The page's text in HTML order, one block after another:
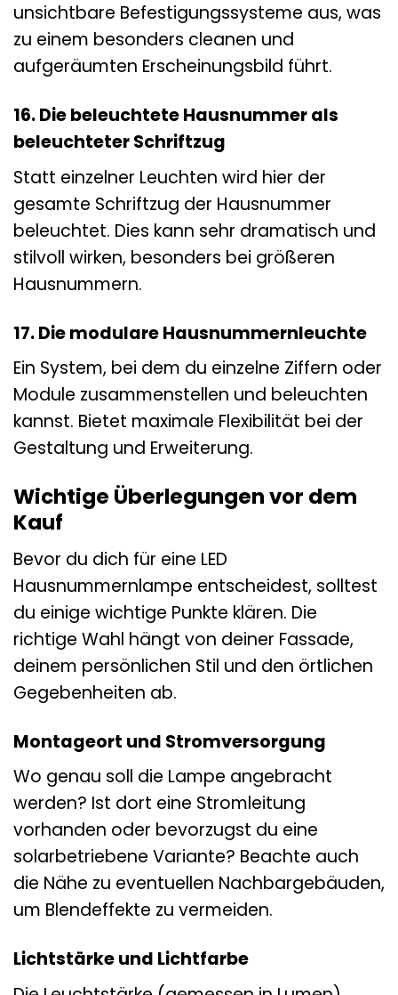
unsichtbare Befestigungssysteme aus, was
zu einem besonders cleanen und
aufgeräumten Erscheinungsbild führt.
16. Die beleuchtete Hausnummer als
beleuchteter Schriftzug
Statt einzelner Leuchten wird hier der
gesamte Schriftzug der Hausnummer
beleuchtet. Dies kann sehr dramatisch und
stilvoll wirken, besonders bei größeren
Hausnummern.
17. Die modulare Hausnummernleuchte
Ein System, bei dem du einzelne Ziffern oder
Module zusammenstellen und beleuchten
kannst. Bietet maximale Flexibilität bei der
Gestaltung und Erweiterung.
Wichtige Überlegungen vor dem
Kauf
Bevor du dich für eine LED
Hausnummernlampe entscheidest, solltest
du einige wichtige Punkte klären. Die
richtige Wahl hängt von deiner Fassade,
deinem persönlichen Stil und den örtlichen
Gegebenheiten ab.
Montageort und Stromversorgung
Wo genau soll die Lampe angebracht
werden? Ist dort eine Stromleitung
vorhanden oder bevorzugst du eine
solarbetriebene Variante? Beachte auch
die Nähe zu eventuellen Nachbargebäuden,
um Blendeffekte zu vermeiden.
Lichtstärke und Lichtfarbe